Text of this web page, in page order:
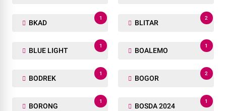
BKAD
1
BLITAR
2
BLUE LIGHT
1
BOALEMO
1
BODREK
1
BOGOR
2
BORONG
1
BOSDA 2024
1